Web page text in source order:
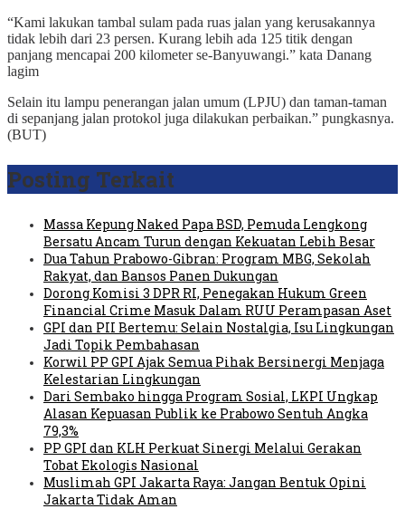
“Kami lakukan tambal sulam pada ruas jalan yang kerusakannya
tidak lebih dari 23 persen. Kurang lebih ada 125 titik dengan
panjang mencapai 200 kilometer se-Banyuwangi.” kata Danang
lagim
Selain itu lampu penerangan jalan umum (LPJU) dan taman-taman
di sepanjang jalan protokol juga dilakukan perbaikan.” pungkasnya.
(BUT)
Posting Terkait
Massa Kepung Naked Papa BSD, Pemuda Lengkong
Bersatu Ancam Turun dengan Kekuatan Lebih Besar
Dua Tahun Prabowo-Gibran: Program MBG, Sekolah
Rakyat, dan Bansos Panen Dukungan
Dorong Komisi 3 DPR RI, Penegakan Hukum Green
Financial Crime Masuk Dalam RUU Perampasan Aset
GPI dan PII Bertemu: Selain Nostalgia, Isu Lingkungan
Jadi Topik Pembahasan
Korwil PP GPI Ajak Semua Pihak Bersinergi Menjaga
Kelestarian Lingkungan
Dari Sembako hingga Program Sosial, LKPI Ungkap
Alasan Kepuasan Publik ke Prabowo Sentuh Angka
79,3%
PP GPI dan KLH Perkuat Sinergi Melalui Gerakan
Tobat Ekologis Nasional
Muslimah GPI Jakarta Raya: Jangan Bentuk Opini
Jakarta Tidak Aman